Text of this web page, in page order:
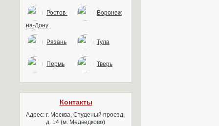
Ростов-
на-Дону
Воронеж
Рязань Тула
Пермь Тверь
Контакты
Адрес: г. Москва, Студеный проезд,
д. 14 (м. Медведково)